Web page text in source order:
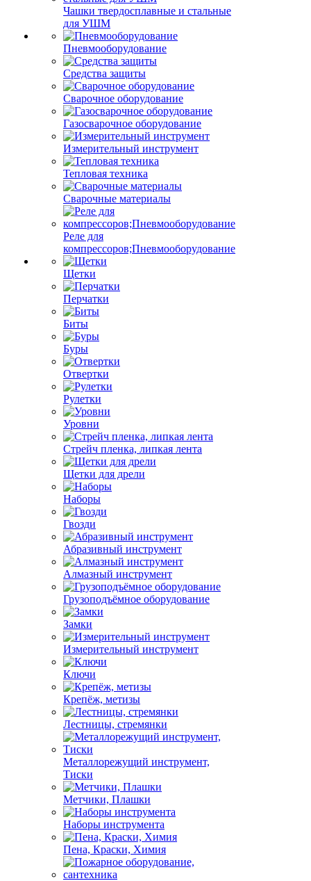
Чашки твердосплавные и стальные
для УШМ
Пневмооборудование
Средства защиты
Сварочное оборудование
Газосварочное оборудование
Измерительный инструмент
Тепловая техника
Сварочные материалы
Реле для
компрессоров;Пневмооборудование
Щетки
Перчатки
Биты
Буры
Отвертки
Рулетки
Уровни
Стрейч пленка, липкая лента
Щетки для дрели
Наборы
Гвозди
Абразивный инструмент
Алмазный инструмент
Грузоподъёмное оборудование
Замки
Измерительный инструмент
Ключи
Крепёж, метизы
Лестницы, стремянки
Металлорежущий инструмент,
Тиски
Метчики, Плашки
Наборы инструмента
Пена, Краски, Химия